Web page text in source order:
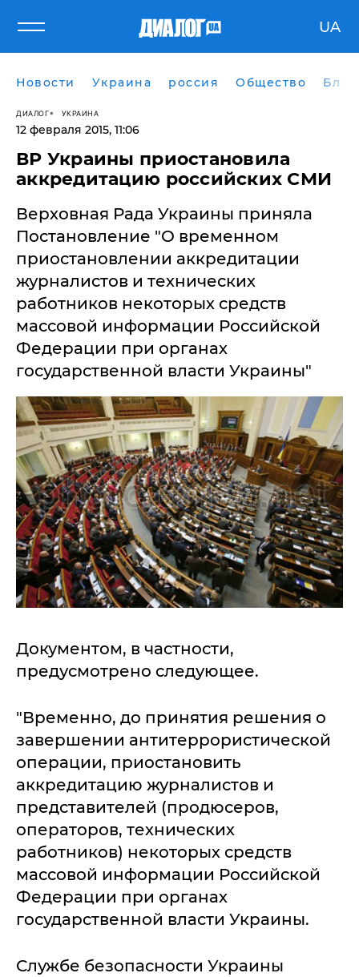
UA
Новости Украина россия Общество
ДИАЛОГ УКРАИНА
12 февраля 2015, 11:06
ВР Украины приостановила
аккредитацию российских СМИ
Верховная Рада Украины приняла
Постановление "О временном
приостановлении аккредитации
журналистов и технических
работников некоторых средств
массовой информации Российской
Федерации при органах
государственной власти Украины"
Документом, в частности,
предусмотрено следующее.
"Временно, до принятия решения о
завершении антитеррористической
операции, приостановить
аккредитацию журналистов и
представителей (продюсеров,
операторов, технических
работников) некоторых средств
массовой информации Российской
Федерации при органах
государственной власти Украины.
Службе безопасности Украины